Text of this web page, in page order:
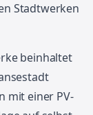
Stadtwerken
beinhaltet
mit einer PV-